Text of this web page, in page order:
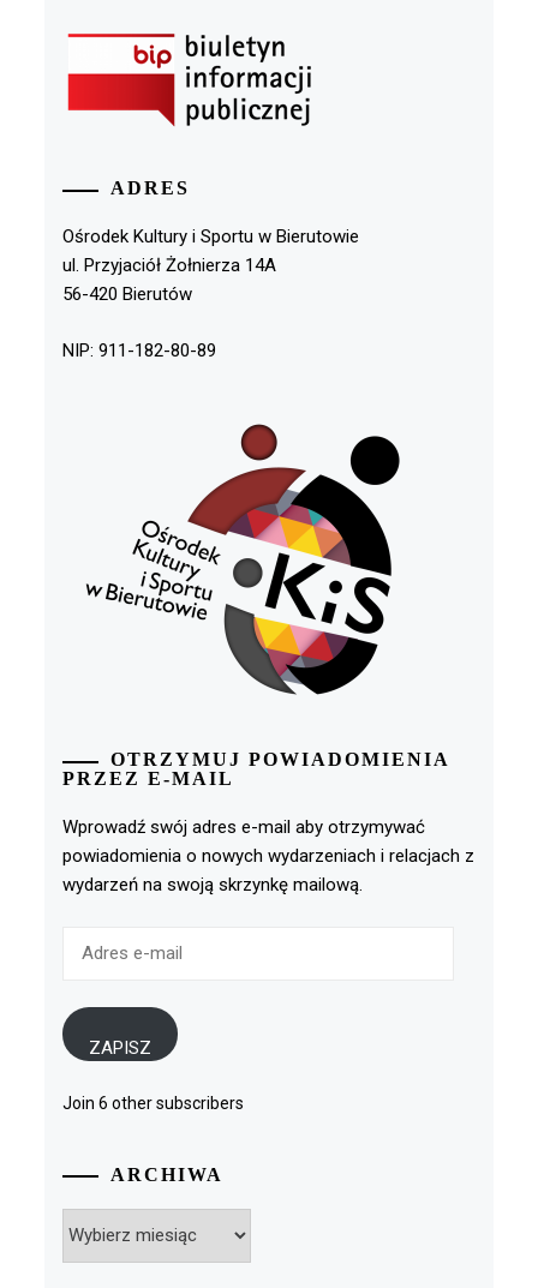
ADRES
Ośrodek Kultury i Sportu w Bierutowie
ul. Przyjaciół Żołnierza 14A
56-420 Bierutów
NIP: 911-182-80-89
OTRZYMUJ POWIADOMIENIA
PRZEZ E-MAIL
Wprowadź swój adres e-mail aby otrzymywać
powiadomienia o nowych wydarzeniach i relacjach z
wydarzeń na swoją skrzynkę mailową.
ZAPISZ
Join 6 other subscribers
ARCHIWA